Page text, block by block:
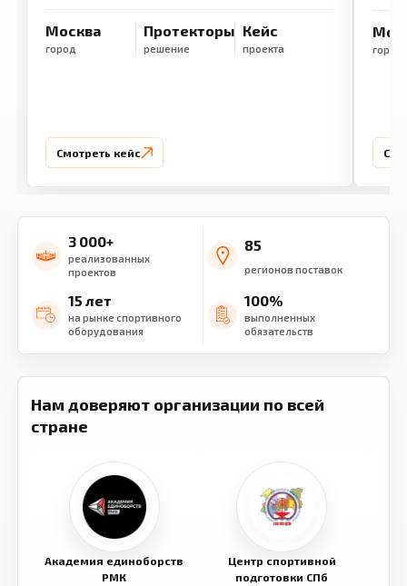
Москва
город
Протекторы
решение
Кейс
проекта
Смотреть кейс
город
3 000+
реализованных
проектов
85
регионов поставок
15 лет
на рынке спортивного
оборудования
100%
выполненных
обязательств
Нам доверяют организации по всей
стране
Академия единоборств
РМК
Центр спортивной
подготовки СПб